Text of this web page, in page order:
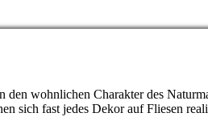
den wohnlichen Charakter des
sich fast jedes Dekor auf Fliesen